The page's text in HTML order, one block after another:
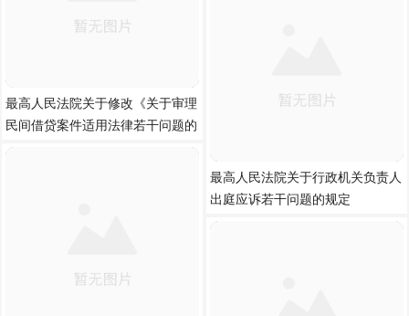
最高人民法院关于修改《关于审理
民间借贷案件适用法律若干问题的
最高人民法院关于行政机关负责人
出庭应诉若干问题的规定